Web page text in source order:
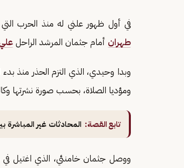
في أول ظهور علني له منذ الحرب
طهران أمام جثمان المرشد الراحل
وبدا وحيدي، الذي التزم الحذر منذ
ومؤديا الصلاة، بحسب صورة نشرتها
تابع القصة: المحادثات غير المباشرة
ووصل جثمان خامنئي، الذي اغتيل